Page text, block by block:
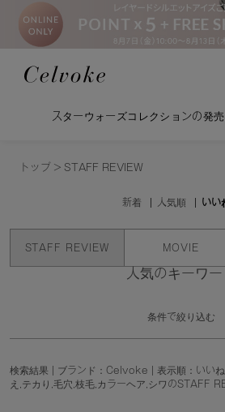
スターウォーズコレクションの発
トップ > STAFF REVIEW
新着 人気順 いい
STAFF REVIEW MOVIE
人気のキーワー
条件で絞り込む
検索結果 | ブランド：Celvoke | 表示順：いい
え,テカり,毛穴,枝毛,カラーヘア,シワのSTAFF